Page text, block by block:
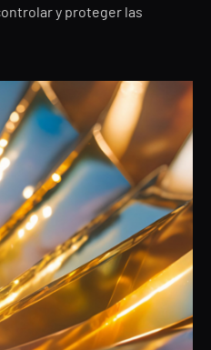
y proteger las